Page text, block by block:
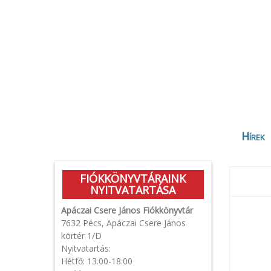
Hírek
FIÓKKÖNYVTÁRAINK
NYITVATARTÁSA
Apáczai Csere János Fiókkönyvtár
7632 Pécs, Apáczai Csere János
körtér 1/D
Nyitvatartás:
Hétfő: 13.00-18.00